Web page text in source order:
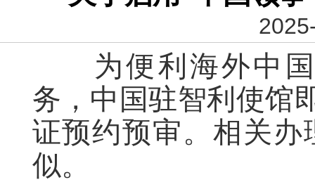
为便利海外中
务，中国驻智利使馆
证预约预审。相关
似。